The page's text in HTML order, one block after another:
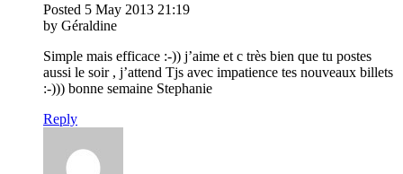
Posted 5 May 2013 21:19
by Géraldine
Simple mais efficace :-)) j’aime et c très bien que tu postes
aussi le soir , j’attend Tjs avec impatience tes nouveaux billets
:-))) bonne semaine Stephanie
Reply